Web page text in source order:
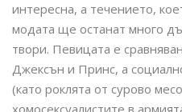
интересна, а течението,
модата ще останат много
твори. Певицата е
Джексън и Принс, а
(като роклята от сурово
хомосексуалистите в